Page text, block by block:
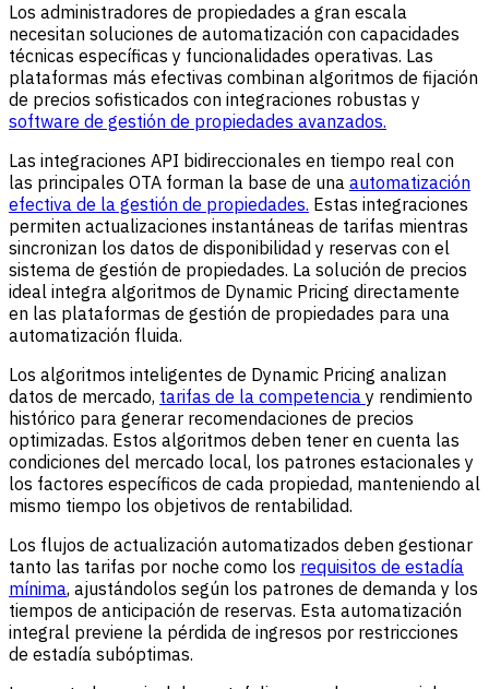
Los administradores de propiedades a gran escala
necesitan soluciones de automatización con capacidades
técnicas específicas y funcionalidades operativas. Las
plataformas más efectivas combinan algoritmos de fijación
de precios sofisticados con integraciones robustas y
software de gestión de propiedades avanzados.
Las integraciones API bidireccionales en tiempo real con
las principales OTA forman la base de una automatización
efectiva de la gestión de propiedades. Estas integraciones
permiten actualizaciones instantáneas de tarifas mientras
sincronizan los datos de disponibilidad y reservas con el
sistema de gestión de propiedades. La solución de precios
ideal integra algoritmos de Dynamic Pricing directamente
en las plataformas de gestión de propiedades para una
automatización fluida.
Los algoritmos inteligentes de Dynamic Pricing analizan
datos de mercado, tarifas de la competencia y rendimiento
histórico para generar recomendaciones de precios
optimizadas. Estos algoritmos deben tener en cuenta las
condiciones del mercado local, los patrones estacionales y
los factores específicos de cada propiedad, manteniendo al
mismo tiempo los objetivos de rentabilidad.
Los flujos de actualización automatizados deben gestionar
tanto las tarifas por noche como los requisitos de estadía
mínima, ajustándolos según los patrones de demanda y los
tiempos de anticipación de reservas. Esta automatización
integral previene la pérdida de ingresos por restricciones
de estadía subóptimas.